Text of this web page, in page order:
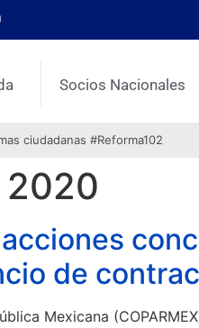
Socios Nacionales
ciudadanas #Reforma102
de
Mexicana